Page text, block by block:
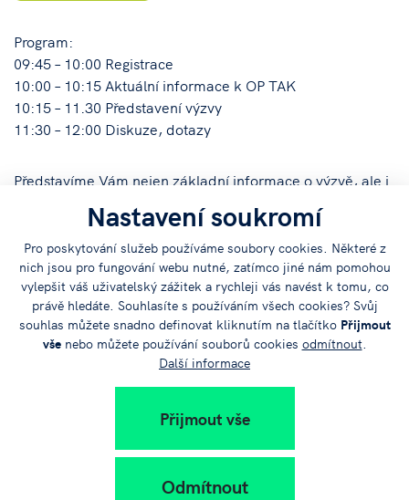
Nastavení soukromí
Pro poskytování služeb používáme soubory cookies. Některé z
nich jsou pro fungování webu nutné, zatímco jiné nám pomohou
vylepšit váš uživatelský zážitek a rychleji vás navést k tomu, co
právě hledáte. Souhlasíte s používáním všech cookies? Svůj
souhlas můžete snadno definovat kliknutím na tlačítko Přijmout
všenebo můžete používání souborů cookies odmítnout.
Další informace
Přijmout vše
Odmítnout
Program:
09:45 – 10:00 Registrace
10:00 – 10:15 Aktuální informace k OP TAK
10:15 – 11.30 Představení výzvy
11:30 – 12:00 Diskuze, dotazy
Představíme Vám nejen základní informace o výzvě, ale i
včetně uvedení příkladů vhodných záměrů.
Sdílejte